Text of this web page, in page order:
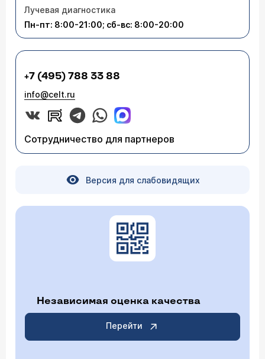
Лучевая диагностика
Пн-пт: 8:00-21:00; сб-вс: 8:00-20:00
+7 (495) 788 33 88
info@celt.ru
Сотрудничество для партнеров
Версия для слабовидящих
Независимая оценка качества
Перейти